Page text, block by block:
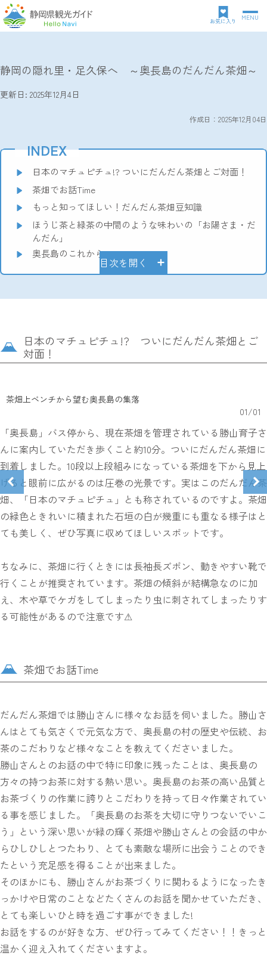
グ
ロ
ル
ー
ョ
お気に入り MENU
ク
リ
静岡の隠れ里・足久保へ ～奥長島のだんだん茶畑～
更新日: 2025年12月4日
作成日：2025年12月04日
目次を開く
INDEX
日本のマチュピチュ!? ついにだんだん茶畑とご対面！
茶畑でお話Time
もっと知ってほしい！だんだん茶畑豆知識
ほうじ茶と緑茶の中間のような味わいの「お陽さま・だ
んだん」
奥長島のこれから・・・
日本のマチュピチュ!? ついにだんだん茶畑とご
対面！
茶畑上ベンチから望む奥長島の集落
01/01
「奥長島」バス停から、現在茶畑を管理されている勝山育子さ
んに案内していただき歩くこと約10分。ついにだんだん茶畑に
到着しました。10段以上段組みになっている茶畑を下から見上
げると眼前に広がるのは圧巻の光景です。実はこのだんだん茶
畑、「日本のマチュピチュ」とも称されているのですよ。茶畑
の緑色ときれいに積まれた石垣の白が幾重にも重なる様子はと
ても美しく、ぜひ写真に収めてほしいスポットです。
ちなみに、茶畑に行くときには長袖長ズボン、動きやすい靴で
行くことが推奨されています。茶畑の傾斜が結構急なのに加
え、木や草でケガをしてしまったり虫に刺されてしまったりす
る可能性があるので注意です⚠
茶畑でお話Time
だんだん茶畑では勝山さんに様々なお話を伺いました。勝山さ
んはとても気さくで元気な方で、奥長島の村の歴史や伝統、お
茶のこだわりなど様々なことを教えてくださいました。
勝山さんとのお話の中で特に印象に残ったことは、奥長島の
方々の持つお茶に対する熱い思い。奥長島のお茶の高い品質と
お茶づくりの作業に誇りとこだわりを持って日々作業されてい
る事を感じました。「奥長島のお茶を大切に守りつないでいこ
う」という深い思いが緑の輝く茶畑や勝山さんとの会話の中か
らひしひしとつたわり、とても素敵な場所に出会うことのでき
たという充足感を得ることが出来ました。
そのほかにも、勝山さんがお茶づくりに関わるようになったき
っかけや日常のことなどたくさんのお話を聞かせていただき、
とても楽しいひと時を過ごす事ができました!
お話をするのが好きな方、ぜひ行ってみてください！！きっと
温かく迎え入れてくださいますよ。